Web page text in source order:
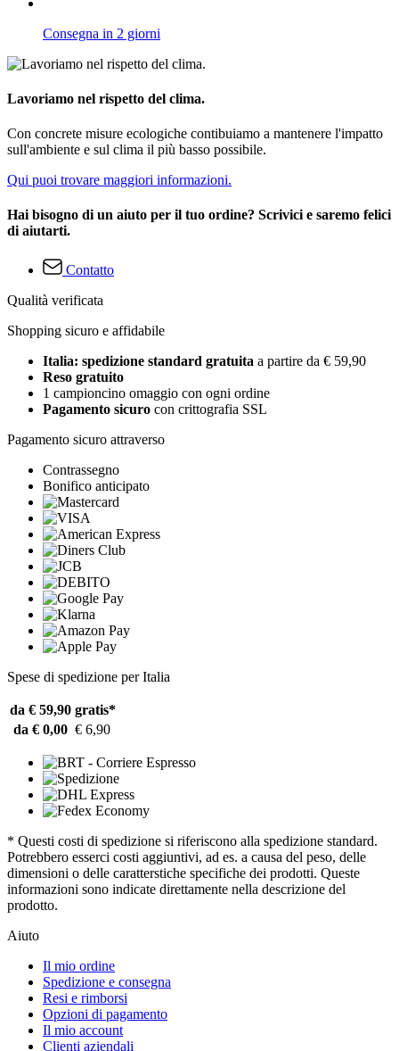
Consegna in 2 giorni
Lavoriamo nel rispetto del clima.
Con concrete misure ecologiche contibuiamo a mantenere l'impatto
sull'ambiente e sul clima il più basso possibile.
Qui puoi trovare maggiori informazioni.
Hai bisogno di un aiuto per il tuo ordine? Scrivici e saremo felici
di aiutarti.
Contatto
Qualità verificata
Shopping sicuro e affidabile
Italia: spedizione standard gratuita a partire da € 59,90
Reso gratuito
1 campioncino omaggio con ogni ordine
Pagamento sicuro con crittografia SSL
Pagamento sicuro attraverso
Contrassegno
Bonifico anticipato
Spese di spedizione per Italia
da € 59,90 gratis*
da € 0,00 € 6,90
* Questi costi di spedizione si riferiscono alla spedizione standard.
Potrebbero esserci costi aggiuntivi, ad es. a causa del peso, delle
dimensioni o delle caratterstiche specifiche dei prodotti. Queste
informazioni sono indicate direttamente nella descrizione del
prodotto.
Aiuto
Il mio ordine
Spedizione e consegna
Resi e rimborsi
Opzioni di pagamento
Il mio account
Clienti aziendali